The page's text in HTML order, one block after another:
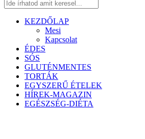
KEZDŐLAP
Mesi
Kapcsolat
ÉDES
SÓS
GLUTÉNMENTES
TORTÁK
EGYSZERŰ ÉTELEK
HÍREK-MAGAZIN
EGÉSZSÉG-DIÉTA